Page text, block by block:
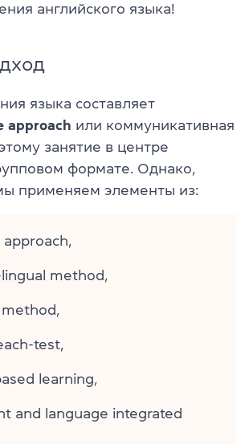
английского языка!
языка составляет
approach или коммуникативная
занятие в центре
формате. Однако,
применяем элементы из:
approach,
method,
test,
learning,
and language integrated